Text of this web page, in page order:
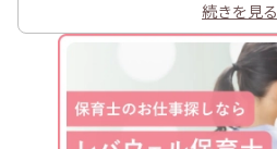
続きを見る